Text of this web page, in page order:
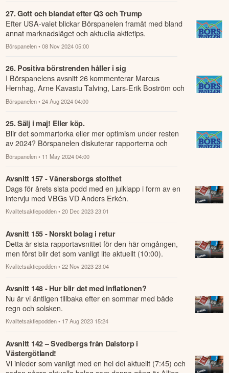
Mattias Johansson (83:10), följt av vår syn på bolaget.
Kvalitetsaktiepodden • 26 Mar 2025 23:02
27. Gott och blandat efter Q3 och Trump
annat marknadsläget och aktuella aktietips.
Börspanelen • 08 Nov 2024 05:00
26. Positiva börstrenden håller i sig
Hernhag, Arne Kavastu Talving, Lars-Erik Boström och
Jan Sterner senaste kvartalsrapporterna oc...
Börspanelen • 24 Aug 2024 04:00
25. Sälj i maj! Eller köp.
av 2024? Börspanelen diskuterar rapporterna och
börstrenden resten av året samt sågar e...
Börspanelen• 11 May 2024 04:00
Avsnitt 157 - Vänersborgs stolthet
intervju med VBGs VD Anders Erkén.
Kvalitetsaktiepodden• 20 Dec 2023 23:01
Avsnitt 155 - Norskt bolag i retur
men först blir det som vanligt lite aktuellt (10:00).
Kvalitetsaktiepodden • 22 Nov 2023 23:04
Avsnitt 148 - Hur blir det med inflationen?
regn och solsken.
Kvalitetsaktiepodden